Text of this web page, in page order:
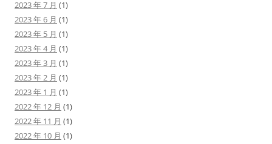
2023 年 7 月 (1)
2023 年 6 月 (1)
2023 年 5 月 (1)
2023 年 4 月 (1)
2023 年 3 月 (1)
2023 年 2 月 (1)
2023 年 1 月 (1)
2022 年 12 月 (1)
2022 年 11 月 (1)
2022 年 10 月 (1)